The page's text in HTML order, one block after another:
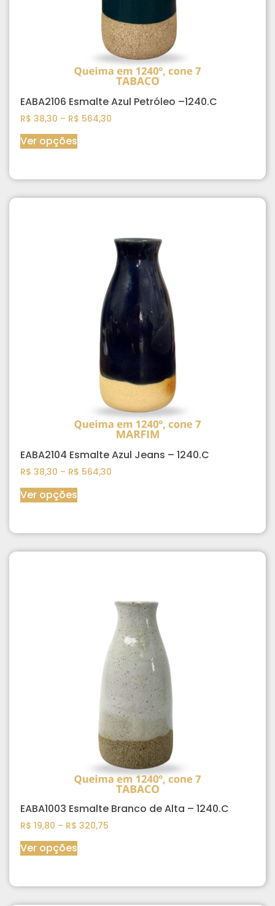
EABA2106 Esmalte Azul Petróleo –1240.C
R$ 38,30 – R$ 564,30
Ver opções
EABA2104 Esmalte Azul Jeans – 1240.C
R$ 38,30 – R$ 564,30
Ver opções
EABA1003 Esmalte Branco de Alta – 1240.C
R$ 19,80 – R$ 320,75
Ver opções